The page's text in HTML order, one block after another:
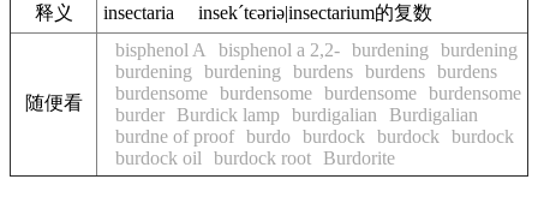
释义
insectaria insekˊtєәriә|insectarium的复数
随便看
bisphenol A bisphenol a 2,2- burdening
burdening
burdening
burdening burdens burdens burdens
burdensome burdensome burdensome burdensome
burder
Burdick lamp burdigalian
Burdigalian
burdne of proof burdo burdock burdock
burdock
burdock oil
burdock root Burdorite